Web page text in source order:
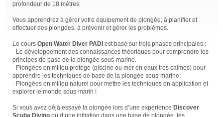
profondeur de 18 mètres.
Vous apprendrez à gérer votre équipement de plongée, à planifier et
effectuer des plongées, à prévenir et gérer les problèmes.
Le cours Open Water Diver PADI est basé sur trois phases principales :
- Le développement des connaissances théoriques pour comprendre les
principes de base de la plongée sous-marine.
- Plongées en milieu protégé (piscine ou mer en eaux très calmes) pour
apprendre les techniques de base de la plongée sous-marine.
- Plongées en milieu naturel pour mettre les techniques en application et
explorer le monde sous-marin !
Si vous avez déjà essayé la plongée lors d’une expérience Discover
Scuba Diving ou d’une initiation dans une base de plongée, les